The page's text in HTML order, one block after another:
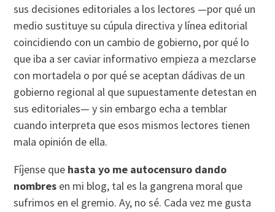
sus decisiones editoriales a los lectores —por qué un
medio sustituye su cúpula directiva y línea editorial
coincidiendo con un cambio de gobierno, por qué lo
que iba a ser caviar informativo empieza a mezclarse
con mortadela o por qué se aceptan dádivas de un
gobierno regional al que supuestamente detestan en
sus editoriales— y sin embargo echa a temblar
cuando interpreta que esos mismos lectores tienen
mala opinión de ella.
Fíjense que hasta yo me autocensuro dando
nombres en mi blog, tal es la gangrena moral que
sufrimos en el gremio. Ay, no sé. Cada vez me gusta